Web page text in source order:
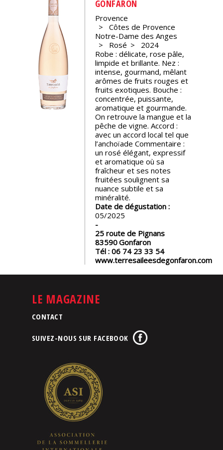
Nos
événements
Spiritueux
Notes
de
dégustation
GONFARON
Provence
Côtes de Provence
Notre-Dame des Anges
Rosé
2024
Robe : délicate, rose pâle,
limpide et brillante. Nez :
intense, gourmand, mêlant
arômes de fruits rouges et
fruits exotiques. Bouche :
concentrée, puissante,
aromatique et gourmande.
On retrouve la mangue et la
pêche de vigne. Accord :
avec un accord local tel que
l’anchoïade Commentaire :
un rosé élégant, expressif
et aromatique où sa
fraîcheur et ses notes
fruitées soulignent sa
nuance subtile et sa
minéralité.
Date de dégustation :
05/2025
25 route de Pignans
83590Gonfaron
Tél : 06 74 23 33 54
www.terresaileesdegonfaron.com
LE MAGAZINE
CONTACT
SUIVEZ-NOUS SUR FACEBOOK